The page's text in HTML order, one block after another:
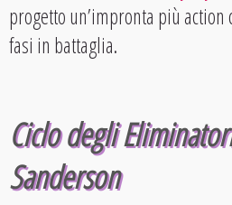
progetto un’impronta più action
fasi in battaglia.
Ciclo degli
Sanderson